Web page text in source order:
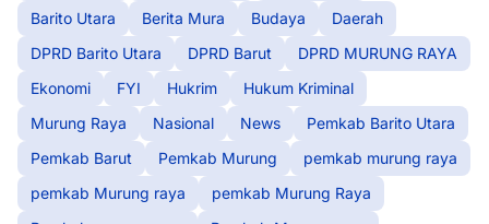
Barito Utara
Berita Mura Budaya
Daerah
DPRD Barito Utara
DPRD Barut
DPRD MURUNG RAYA
Ekonomi
FYI Hukrim
Hukum Kriminal
Murung Raya
Nasional News
Pemkab Barito Utara
Pemkab Barut
Pemkab Murung
pemkab murung raya
pemkab Murung raya
pemkab Murung Raya